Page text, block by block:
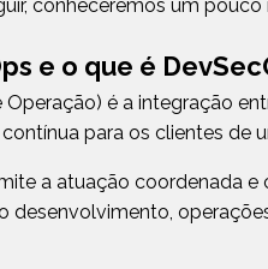
conheceremos um
e o que é
é a integração
para os clientes de
a atuação coordenada
desenvolvimento,